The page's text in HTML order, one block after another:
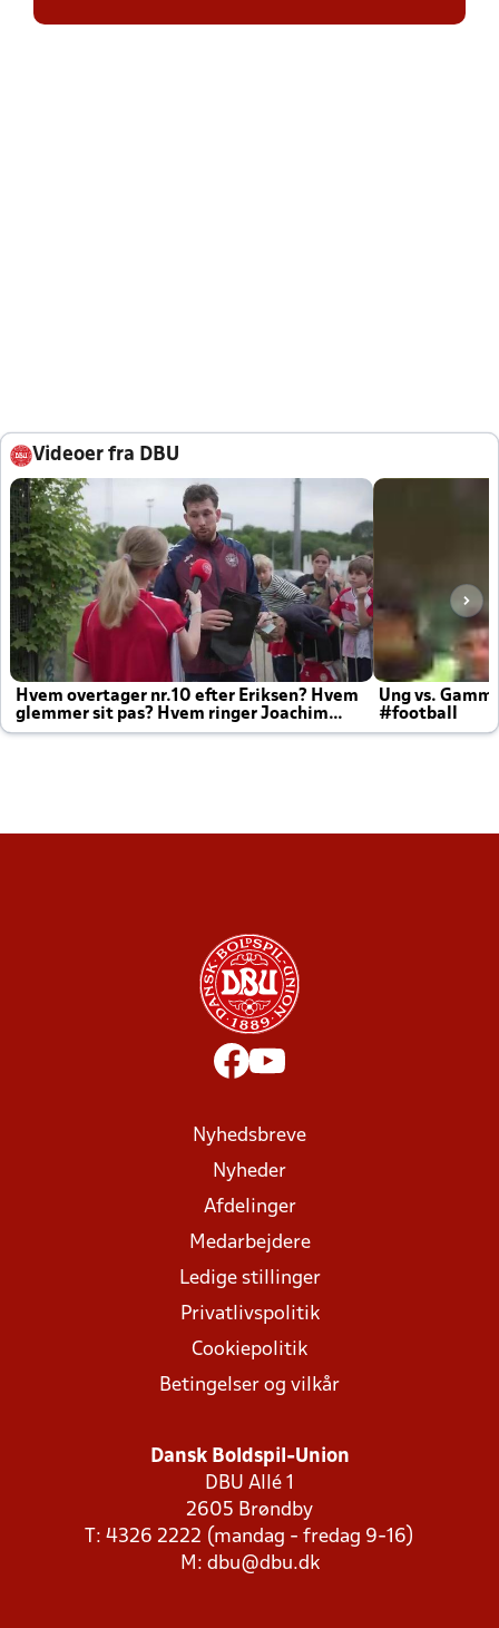
Videoer fra DBU
Hvem overtager nr.10 efter Eriksen? Hvem
glemmer sit pas? Hvem ringer Joachim
altid til efter kampe?
Ung vs.
#football
Nyhedsbreve
Nyheder
Afdelinger
Medarbejdere
Ledige stillinger
Privatlivspolitik
Cookiepolitik
Betingelser og vilkår
Dansk Boldspil-Union
DBU Allé 1
2605 Brøndby
T: 4326 2222 (mandag - fredag 9-16)
M: dbu@dbu.dk